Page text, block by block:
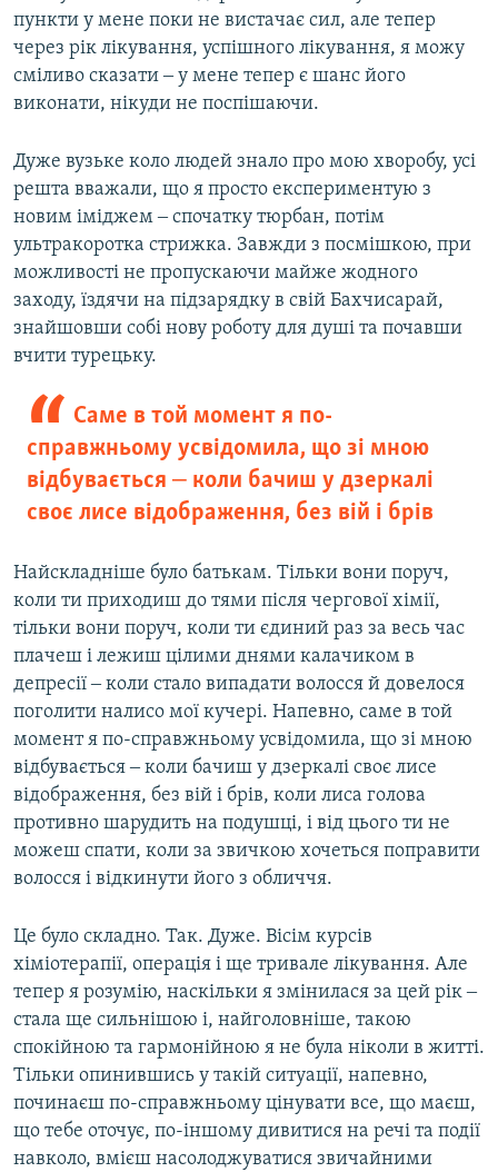
пункти у мене поки не вистачає сил, але тепер
через рік лікування, успішного лікування, я можу
сміливо сказати ‒ у мене тепер є шанс його
виконати, нікуди не поспішаючи.
Дуже вузьке коло людей знало про мою хворобу, усі
решта вважали, що я просто експериментую з
новим іміджем ‒ спочатку тюрбан, потім
ультракоротка стрижка. Завжди з посмішкою, при
можливості не пропускаючи майже жодного
заходу, їздячи на підзарядку в свій Бахчисарай,
знайшовши собі нову роботу для душі та почавши
вчити турецьку.
Саме в той момент я по-
справжньому усвідомила, що зі мною
відбувається ‒ коли бачиш у дзеркалі
своє лисе відображення, без вій і брів
Найскладніше було батькам. Тільки вони поруч,
коли ти приходиш до тями після чергової хімії,
тільки вони поруч, коли ти єдиний раз за весь час
плачеш і лежиш цілими днями калачиком в
депресії ‒ коли стало випадати волосся й довелося
поголити налисо мої кучері. Напевно, саме в той
момент я по-справжньому усвідомила, що зі мною
відбувається ‒ коли бачиш у дзеркалі своє лисе
відображення, без вій і брів, коли лиса голова
противно шарудить на подушці, і від цього ти не
можеш спати, коли за звичкою хочеться поправити
волосся і відкинути його з обличчя.
Це було складно. Так. Дуже. Вісім курсів
хіміотерапії, операція і ще тривале лікування. Але
тепер я розумію, наскільки я змінилася за цей рік ‒
стала ще сильнішою і, найголовніше, такою
спокійною та гармонійною я не була ніколи в житті.
Тільки опинившись у такій ситуації, напевно,
починаєш по-справжньому цінувати все, що маєш,
що тебе оточує, по-іншому дивитися на речі та події
навколо, вмієш насолоджуватися звичайними